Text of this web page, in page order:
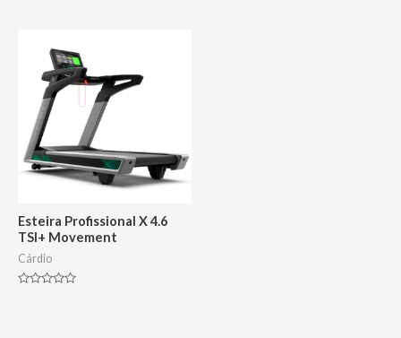
Esteira Profissional X 4.6
TSI+ Movement
Cárdio